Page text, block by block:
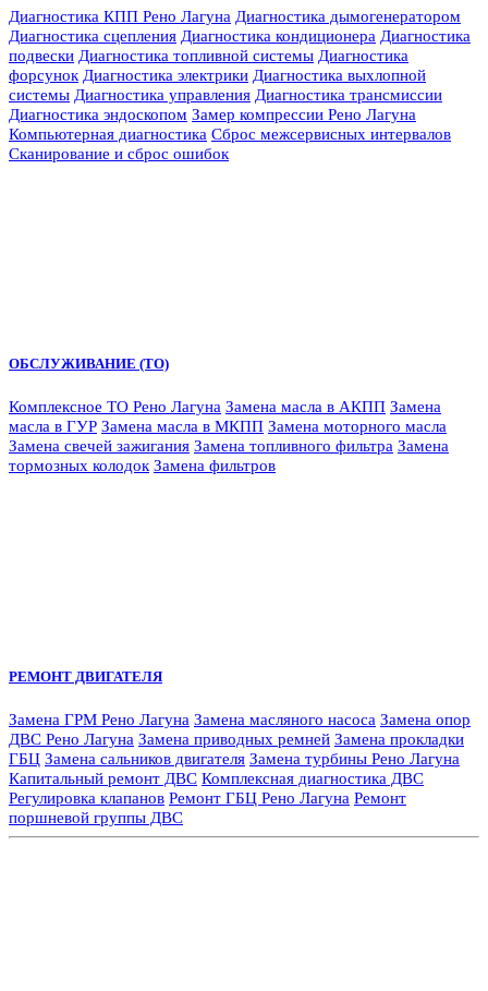
Диагностика КПП Рено Лагуна Диагностика дымогенератором
Диагностика сцепления Диагностика кондиционера Диагностика
подвески Диагностика топливной системы Диагностика
форсунок Диагностика электрики Диагностика выхлопной
системы Диагностика управления Диагностика трансмиссии
Диагностика эндоскопом Замер компрессии Рено Лагуна
Компьютерная диагностика Сброс межсервисных интервалов
Сканирование и сброс ошибок
ОБСЛУЖИВАНИЕ (ТО)
Комплексное ТО Рено Лагуна Замена масла в АКПП Замена
масла в ГУР Замена масла в МКПП Замена моторного масла
Замена свечей зажигания Замена топливного фильтра Замена
тормозных колодок Замена фильтров
РЕМОНТ ДВИГАТЕЛЯ
Замена ГРМ Рено Лагуна Замена масляного насоса Замена опор
ДВС Рено Лагуна Замена приводных ремней Замена прокладки
ГБЦ Замена сальников двигателя Замена турбины Рено Лагуна
Капитальный ремонт ДВС Комплексная диагностика ДВС
Регулировка клапанов Ремонт ГБЦ Рено Лагуна Ремонт
поршневой группы ДВС